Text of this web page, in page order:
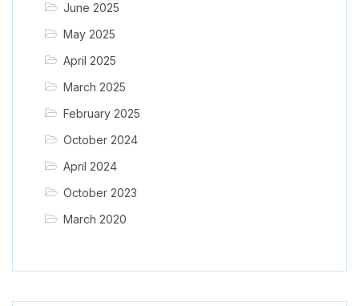
June 2025
May 2025
April 2025
March 2025
February 2025
October 2024
April 2024
October 2023
March 2020